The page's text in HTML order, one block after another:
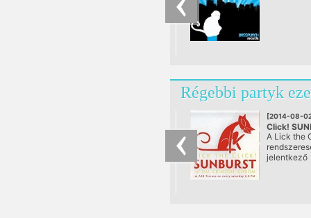
Régebbi partyk
[2014-08-
Click!
@ A38,
A Lick the
jelentkező